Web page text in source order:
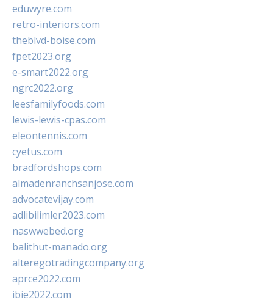
eduwyre.com
retro-interiors.com
theblvd-boise.com
fpet2023.org
e-smart2022.org
ngrc2022.org
leesfamilyfoods.com
lewis-lewis-cpas.com
eleontennis.com
cyetus.com
bradfordshops.com
almadenranchsanjose.com
advocatevijay.com
adlibilimler2023.com
naswwebed.org
balithut-manado.org
alteregotradingcompany.org
aprce2022.com
ibie2022.com